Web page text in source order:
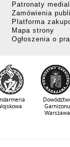
Patronaty
Zamówienia
Platforma
Mapa strony
Ogłoszenia o
Garnizonu
Warszawa